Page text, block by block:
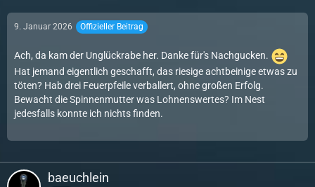
9. Januar 2026 Offizieller Beitrag
Ach, da kam der Unglückrabe her. Danke für's Nachgucken.
Hat jemand eigentlich geschafft, das riesige achtbeinige etwas zu
töten? Hab drei Feuerpfeile verballert, ohne großen Erfolg.
Bewacht die Spinnenmutter was Lohnenswertes? Im Nest
jedesfalls konnte ich nichts finden.
baeuchlein